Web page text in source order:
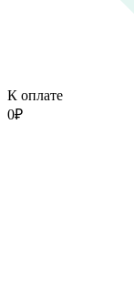
К оплате
0₽